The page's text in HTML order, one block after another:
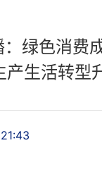
：绿色消费
产生活转型